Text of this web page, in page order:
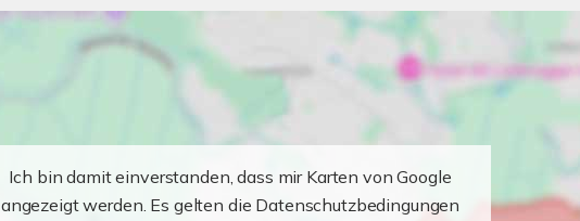
Ich bin damit einverstanden, dass mir Karten von Google
angezeigt werden. Es gelten die Datenschutzbedingungen